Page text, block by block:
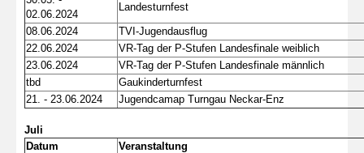
02.06.2024
Landesturnfest
08.06.2024
TVI-Jugendausflug
22.06.2024
VR-Tag der P-Stufen Landesfinale weiblich
23.06.2024
VR-Tag der P-Stufen Landesfinale männlich
tbd
Gaukinderturnfest
21. - 23.06.2024
Jugendcamap Turngau Neckar-Enz
Juli
Datum
Veranstaltung